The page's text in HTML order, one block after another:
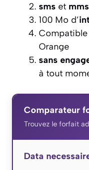
sms et mms
100 Mo d’
Orange
sans
à tout
Comparateur
Trouvez le forfait
Data